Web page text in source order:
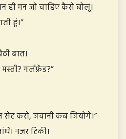
ही मन जो चाहिए कैसे बोलूं।
हूं।”
बात।
गर्लफ्रेंड?”
करो, जवानी कब जियोगे।”
नजर टिकी।